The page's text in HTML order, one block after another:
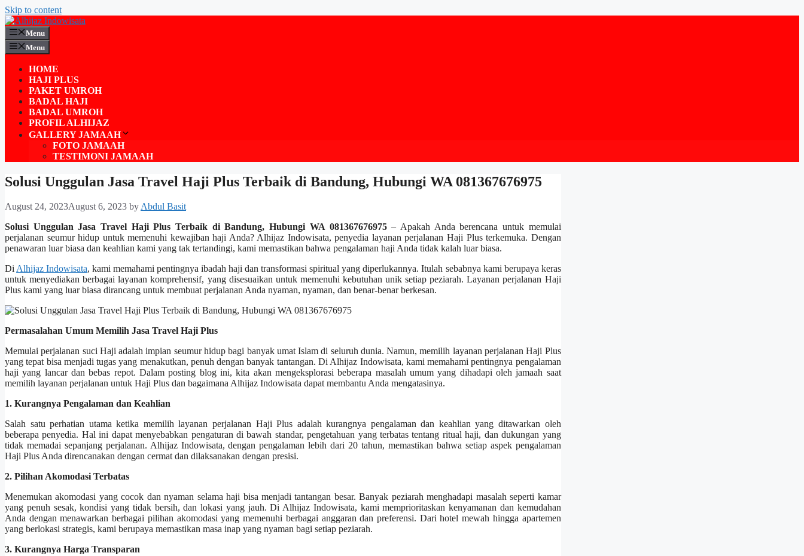
Skip to content
Menu
Menu
HOME
HAJI PLUS
PAKET UMROH
BADAL HAJI
BADAL UMROH
PROFIL ALHIJAZ
GALLERY JAMAAH
FOTO JAMAAH
TESTIMONI JAMAAH
Solusi Unggulan Jasa Travel Haji Plus Terbaik di Bandung, Hubungi WA 081367676975
August 24, 2023August 6, 2023 byAbdul Basit
Solusi Unggulan Jasa Travel Haji Plus Terbaik di Bandung, Hubungi WA 081367676975– Apakah Anda berencana untuk memulai
perjalanan seumur hidup untuk memenuhi kewajiban haji Anda? Alhijaz Indowisata, penyedia layanan perjalanan Haji Plus terkemuka. Dengan
penawaran luar biasa dan keahlian kami yang tak tertandingi, kami memastikan bahwa pengalaman haji Anda tidak kalah luar biasa.
DiAlhijaz Indowisata, kami memahami pentingnya ibadah haji dan transformasi spiritual yang diperlukannya. Itulah sebabnya kami berupaya keras
untuk menyediakan berbagai layanan komprehensif, yang disesuaikan untuk memenuhi kebutuhan unik setiap peziarah. Layanan perjalanan Haji
Plus kami yang luar biasa dirancang untuk membuat perjalanan Anda nyaman, nyaman, dan benar-benar berkesan.
Permasalahan Umum Memilih Jasa Travel Haji Plus
Memulai perjalanan suci Haji adalah impian seumur hidup bagi banyak umat Islam di seluruh dunia. Namun, memilih layanan perjalanan Haji Plus
yang tepat bisa menjadi tugas yang menakutkan, penuh dengan banyak tantangan. Di Alhijaz Indowisata, kami memahami pentingnya pengalaman
haji yang lancar dan bebas repot. Dalam posting blog ini, kita akan mengeksplorasi beberapa masalah umum yang dihadapi oleh jamaah saat
memilih layanan perjalanan untuk Haji Plus dan bagaimana Alhijaz Indowisata dapat membantu Anda mengatasinya.
1. Kurangnya Pengalaman dan Keahlian
Salah satu perhatian utama ketika memilih layanan perjalanan Haji Plus adalah kurangnya pengalaman dan keahlian yang ditawarkan oleh
beberapa penyedia. Hal ini dapat menyebabkan pengaturan di bawah standar, pengetahuan yang terbatas tentang ritual haji, dan dukungan yang
tidak memadai sepanjang perjalanan. Alhijaz Indowisata, dengan pengalaman lebih dari 20 tahun, memastikan bahwa setiap aspek pengalaman
Haji Plus Anda direncanakan dengan cermat dan dilaksanakan dengan presisi.
2. Pilihan Akomodasi Terbatas
Menemukan akomodasi yang cocok dan nyaman selama haji bisa menjadi tantangan besar. Banyak peziarah menghadapi masalah seperti kamar
yang penuh sesak, kondisi yang tidak bersih, dan lokasi yang jauh. Di Alhijaz Indowisata, kami memprioritaskan kenyamanan dan kemudahan
Anda dengan menawarkan berbagai pilihan akomodasi yang memenuhi berbagai anggaran dan preferensi. Dari hotel mewah hingga apartemen
yang berlokasi strategis, kami berupaya memastikan masa inap yang nyaman bagi setiap peziarah.
3. Kurangnya Harga Transparan